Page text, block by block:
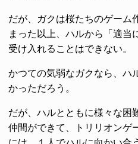
だが、ガクは桜たちのゲーム
まった以上、ハルから「適当
受け入れることはできない。
かつての気弱なガクなら、ハ
かっただろう。
だが、ハルとともに様々な困
仲間ができて、トリリオンゲ